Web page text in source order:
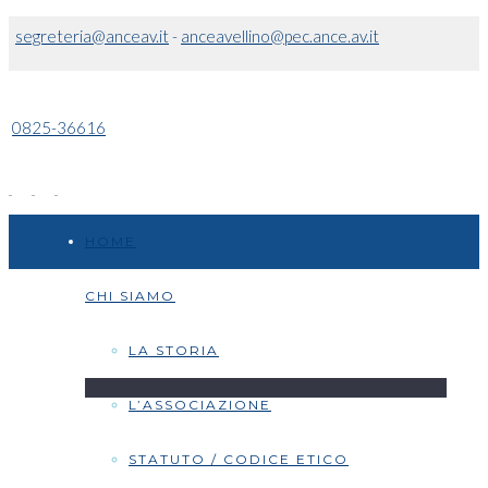
segreteria@anceav.it- anceavellino@pec.ance.av.it
0825-36616
CHI SIAMO
LA STORIA
L’ASSOCIAZIONE
STATUTO / CODICE ETICO